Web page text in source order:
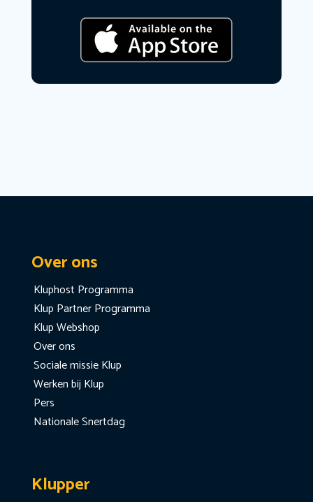
Over ons
Kluphost Programma
Klup Partner Programma
Klup Webshop
Over ons
Sociale missie Klup
Werken bij Klup
Pers
Nationale Snertdag
Klupper